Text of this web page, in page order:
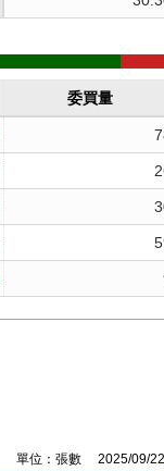
單位：張數 2025/09/22